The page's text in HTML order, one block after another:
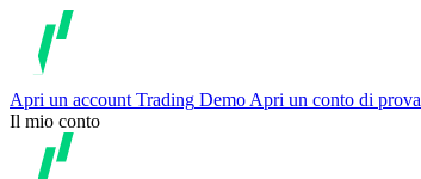
Apri un account Trading Demo Apri un conto di prova
Il mio conto